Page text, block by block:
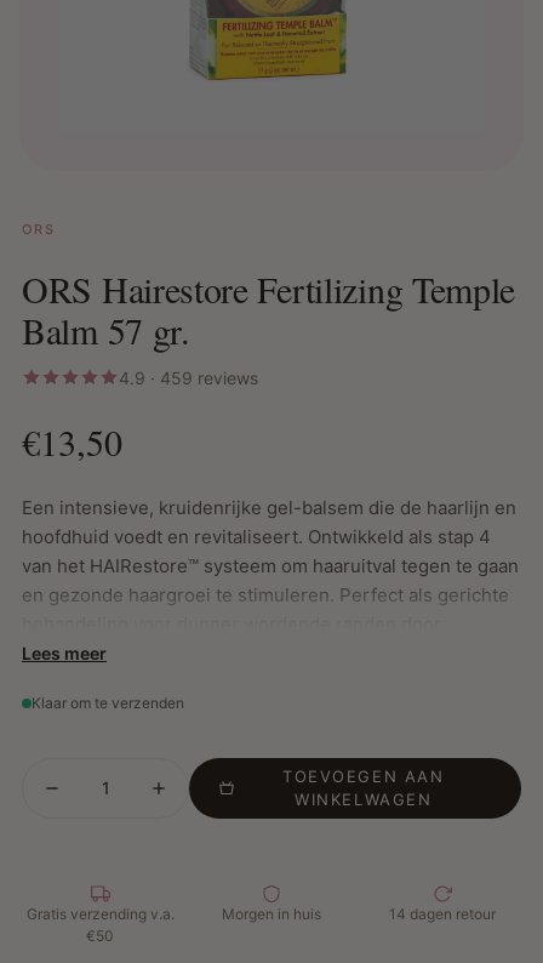
ORS
ORS Hairestore Fertilizing Temple
Balm 57 gr.
4.9 · 459 reviews
€13,50
Een intensieve, kruidenrijke gel-balsem die de haarlijn en
hoofdhuid voedt en revitaliseert. Ontwikkeld als stap 4
van het HAIRestore™ systeem om haaruitval tegen te gaan
en gezonde haargroei te stimuleren. Perfect als gerichte
vlechten, extensions of styling. Cruelty-free, sulfaatvrij en
Belangrijkste Kenmerken:
Voedt en versterkt de haarlijn en dunner wordende
hoofdhuidconditie
Lichtgewicht gel-balsem, ideaal voor relaxed of
Lees meer
Klaar om te verzenden
TOEVOEGEN AAN
WINKELWAGEN
Gratis verzending v.a.
€50
Morgen in huis 14 dagen retour